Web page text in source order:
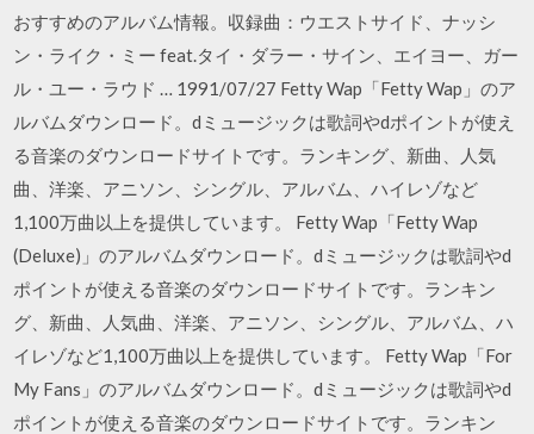
おすすめのアルバム情報。収録曲：ウエストサイド、ナッシ
ン・ライク・ミー feat.タイ・ダラー・サイン、エイヨー、ガー
ル・ユー・ラウド … 1991/07/27 Fetty Wap「Fetty Wap」のア
ルバムダウンロード。dミュージックは歌詞やdポイントが使え
る音楽のダウンロードサイトです。ランキング、新曲、人気
曲、洋楽、アニソン、シングル、アルバム、ハイレゾなど
1,100万曲以上を提供しています。 Fetty Wap「Fetty Wap
(Deluxe)」のアルバムダウンロード。dミュージックは歌詞やd
ポイントが使える音楽のダウンロードサイトです。ランキン
グ、新曲、人気曲、洋楽、アニソン、シングル、アルバム、ハ
イレゾなど1,100万曲以上を提供しています。 Fetty Wap「For
My Fans」のアルバムダウンロード。dミュージックは歌詞やd
ポイントが使える音楽のダウンロードサイトです。ランキン